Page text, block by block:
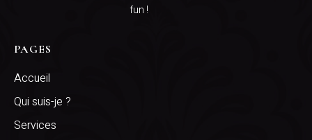
fun !
PAGES
Accueil
Qui suis-je ?
Services